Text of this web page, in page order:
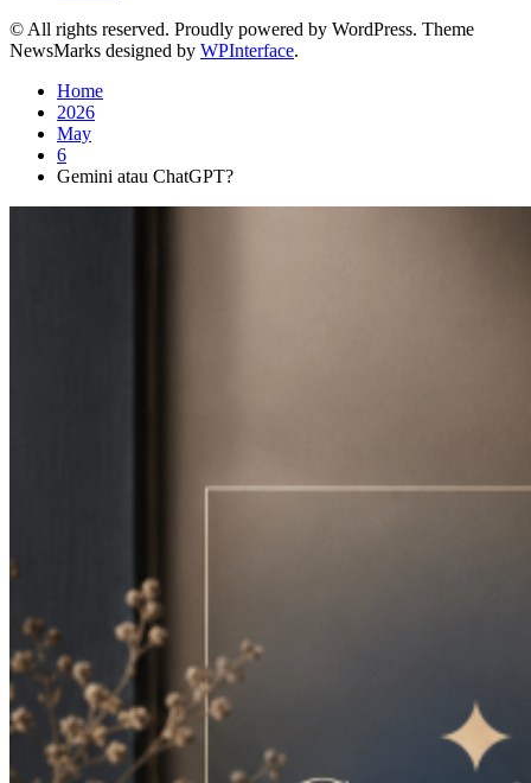
© All rights reserved. Proudly powered by WordPress. Theme
NewsMarks designed by WPInterface.
Home
2026
May
6
Gemini atau ChatGPT?